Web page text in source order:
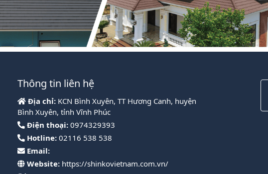
Thông tin liên hệ
Địa chỉ: KCN Bình Xuyên, TT Hương Canh, huyện
Bình Xuyên, tỉnh Vĩnh Phúc
Điện thoại: 0974329393
Hotline: 02116 538 538
Email:
Website: https://shinkovietnam.com.vn/